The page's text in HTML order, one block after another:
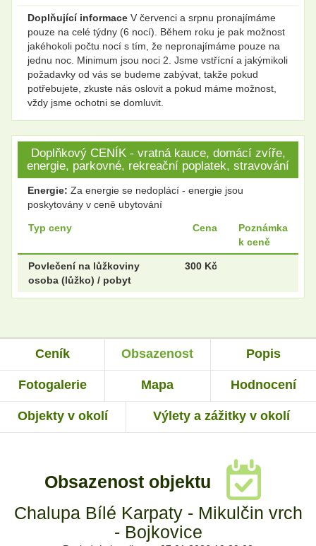
Doplňující informace V červenci a srpnu pronajímáme
pouze na celé týdny (6 nocí). Během roku je pak možnost
jakéhokoli počtu nocí s tím, že nepronajímáme pouze na
jednu noc. Minimum jsou noci 2. Jsme vstřícní a jakýmikoli
požadavky od vás se budeme zabývat, takže pokud
potřebujete, zkuste nás oslovit a pokud máme možnost,
vždy jsme ochotni se domluvit.
Doplňkový CENÍK - vratná kauce, domácí zvíře,
energie, parkovné, rekreační poplatek, stravování
Energie: Za energie se nedoplácí - energie jsou
poskytovány v ceně ubytování
Typ ceny Cena
Poznámka
k ceně
Povlečení na lůžkoviny
osoba (lůžko) / pobyt
300 Kč
Ceník Obsazenost Popis
Fotogalerie Mapa Hodnocení
Objekty v okolí Výlety a zážitky v okolí
Obsazenost objektu
Chalupa Bílé Karpaty - Mikulčin vrch
- Bojkovice